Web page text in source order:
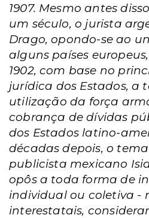
1907. Mesmo antes
um século, o jurista
Drago, opondo-se ao
alguns países
1902, com base no
jurídica dos Estados, a
utilização da força
cobrança de dívidas
dos Estados latino-
décadas depois, o
publicista mexicano
opôs a toda forma de
individual ou coletiva -
interestatais,